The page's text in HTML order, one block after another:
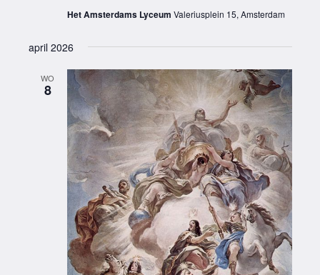
Het Amsterdams Lyceum Valeriusplein 15, Amsterdam
april 2026
WO
8